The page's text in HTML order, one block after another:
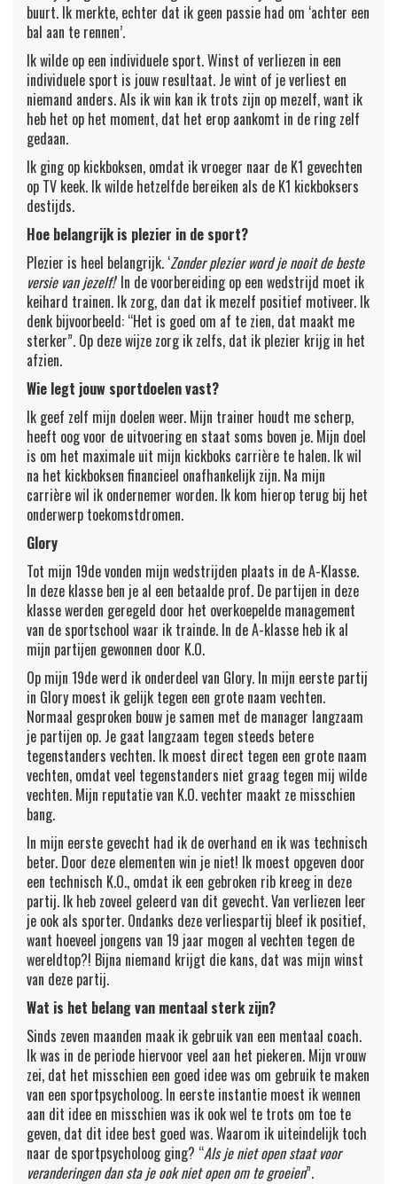
buurt. Ik merkte, echter dat ik geen passie had om ‘achter een
bal aan te rennen’.
Ik wilde op een individuele sport. Winst of verliezen in een
individuele sport is jouw resultaat. Je wint of je verliest en
niemand anders. Als ik win kan ik trots zijn op mezelf, want ik
heb het op het moment, dat het erop aankomt in de ring zelf
gedaan.
Ik ging op kickboksen, omdat ik vroeger naar de K1 gevechten
op TV keek. Ik wilde hetzelfde bereiken als de K1 kickboksers
destijds.
Hoe belangrijk is plezier in de sport?
Plezier is heel belangrijk. ‘Zonder plezier word je nooit de beste
versie van jezelf!’ In de voorbereiding op een wedstrijd moet ik
keihard trainen. Ik zorg, dan dat ik mezelf positief motiveer. Ik
denk bijvoorbeeld: “Het is goed om af te zien, dat maakt me
sterker”. Op deze wijze zorg ik zelfs, dat ik plezier krijg in het
afzien.
Wie legt jouw sportdoelen vast?
Ik geef zelf mijn doelen weer. Mijn trainer houdt me scherp,
heeft oog voor de uitvoering en staat soms boven je. Mijn doel
is om het maximale uit mijn kickboks carrière te halen. Ik wil
na het kickboksen financieel onafhankelijk zijn. Na mijn
carrière wil ik ondernemer worden. Ik kom hierop terug bij het
onderwerp toekomstdromen.
Glory
Tot mijn 19de vonden mijn wedstrijden plaats in de A-Klasse.
In deze klasse ben je al een betaalde prof. De partijen in deze
klasse werden geregeld door het overkoepelde management
van de sportschool waar ik trainde. In de A-klasse heb ik al
mijn partijen gewonnen door K.O.
Op mijn 19de werd ik onderdeel van Glory. In mijn eerste partij
in Glory moest ik gelijk tegen een grote naam vechten.
Normaal gesproken bouw je samen met de manager langzaam
je partijen op. Je gaat langzaam tegen steeds betere
tegenstanders vechten. Ik moest direct tegen een grote naam
vechten, omdat veel tegenstanders niet graag tegen mij wilde
vechten. Mijn reputatie van K.O. vechter maakt ze misschien
bang.
In mijn eerste gevecht had ik de overhand en ik was technisch
beter. Door deze elementen win je niet! Ik moest opgeven door
een technisch K.O., omdat ik een gebroken rib kreeg in deze
partij. Ik heb zoveel geleerd van dit gevecht. Van verliezen leer
je ook als sporter. Ondanks deze verliespartij bleef ik positief,
want hoeveel jongens van 19 jaar mogen al vechten tegen de
wereldtop?! Bijna niemand krijgt die kans, dat was mijn winst
van deze partij.
Wat is het belang van mentaal sterk zijn?
Sinds zeven maanden maak ik gebruik van een mentaal coach.
Ik was in de periode hiervoor veel aan het piekeren. Mijn vrouw
zei, dat het misschien een goed idee was om gebruik te maken
van een sportpsycholoog. In eerste instantie moest ik wennen
aan dit idee en misschien was ik ook wel te trots om toe te
geven, dat dit idee best goed was. Waarom ik uiteindelijk toch
naar de sportpsycholoog ging? “Als je niet open staat voor
veranderingen dan sta je ook niet open om te groeien”.